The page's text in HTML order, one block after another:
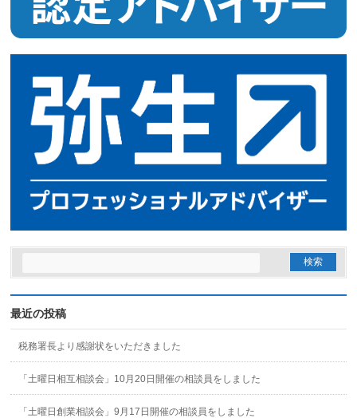
最近の投稿
税務署長より感謝状をいただきました
「土曜日相互相談会」10月20日開催の相談員をしました
「土曜日創業相談会」9月17日開催の相談員をしました